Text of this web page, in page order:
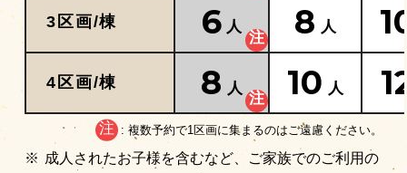
3区画/棟 6 人 8 人
4区画/棟 8 人 10 人
: 複数予約で1区画に集まるのはご遠慮ください。
成人されたお子様を含むなど、ご家族でのご利用の